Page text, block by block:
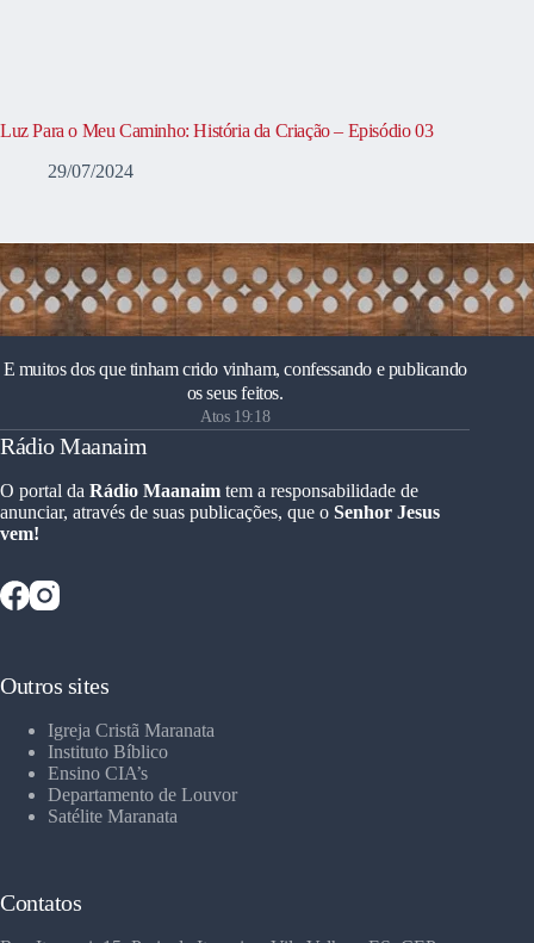
Luz Para o Meu Caminho: História da Criação – Episódio 03
29/07/2024
E muitos dos que tinham crido vinham, confessando e publicando
os seus feitos.
Atos 19:18
Rádio Maanaim
O portal da Rádio Maanaim tem a responsabilidade de
anunciar, através de suas publicações, que o Senhor Jesus
vem!
Outros sites
Igreja Cristã Maranata
Instituto Bíblico
Ensino CIA’s
Departamento de Louvor
Satélite Maranata
Contatos